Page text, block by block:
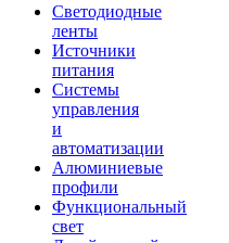
Светодиодные
ленты
Источники
питания
Системы
управления
и
автоматизации
Алюминиевые
профили
Функциональный
свет